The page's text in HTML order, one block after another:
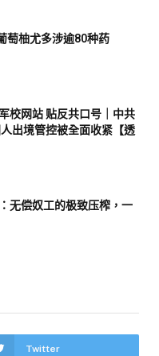
萄柚尤多涉逾80种药
校网站 贴反共口号｜中共
出境管控被全面收紧【透
无偿奴工的极致压榨，一
Twitter